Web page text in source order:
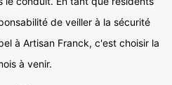
de veiller à la sécurité
à Artisan Franck, c'est choisir la
à venir.